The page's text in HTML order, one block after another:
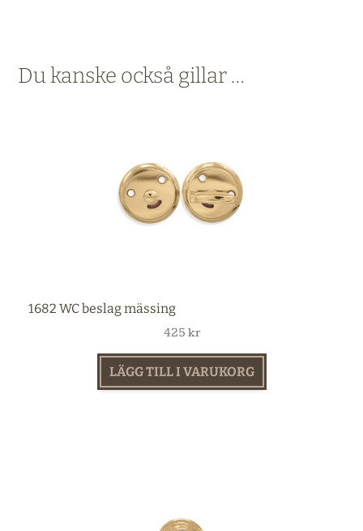
Du kanske också gillar …
1682 WC beslag mässing
425 kr
LÄGG TILL I VARUKORG